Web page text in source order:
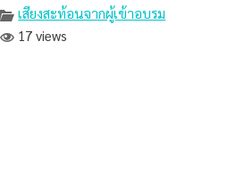
เสียงสะท้อนจากผู้เข้าอบรม
17 views